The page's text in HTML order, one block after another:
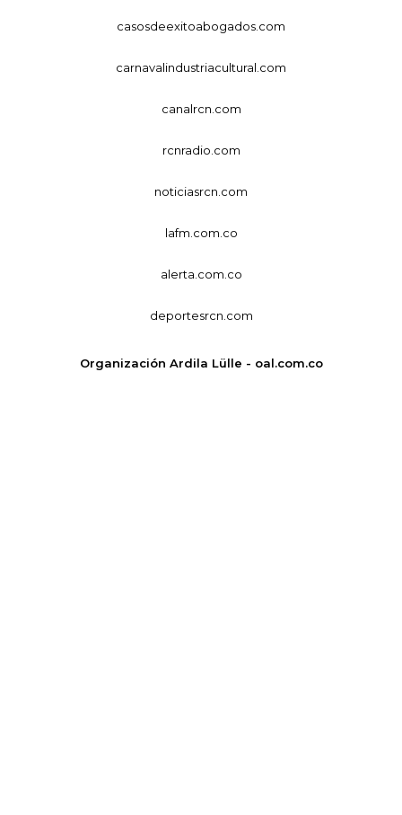
casosdeexitoabogados.com
carnavalindustriacultural.com
canalrcn.com
rcnradio.com
noticiasrcn.com
lafm.com.co
alerta.com.co
deportesrcn.com
Organización Ardila Lülle - oal.com.co